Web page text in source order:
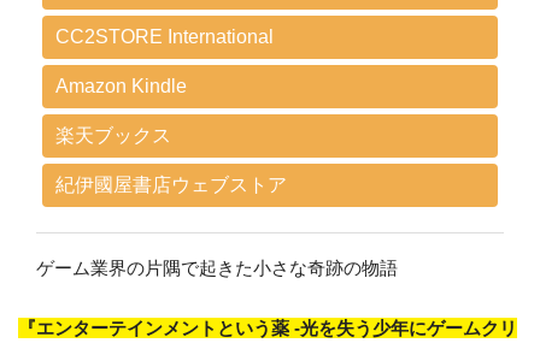
CC2STORE International
Amazon Kindle
楽天ブックス
紀伊國屋書店ウェブストア
ゲーム業界の片隅で起きた小さな奇跡の物語
『エンターテインメントという薬 -光を失う少年にゲームクリ